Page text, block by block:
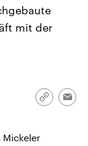
mit der
Link
Mickeler